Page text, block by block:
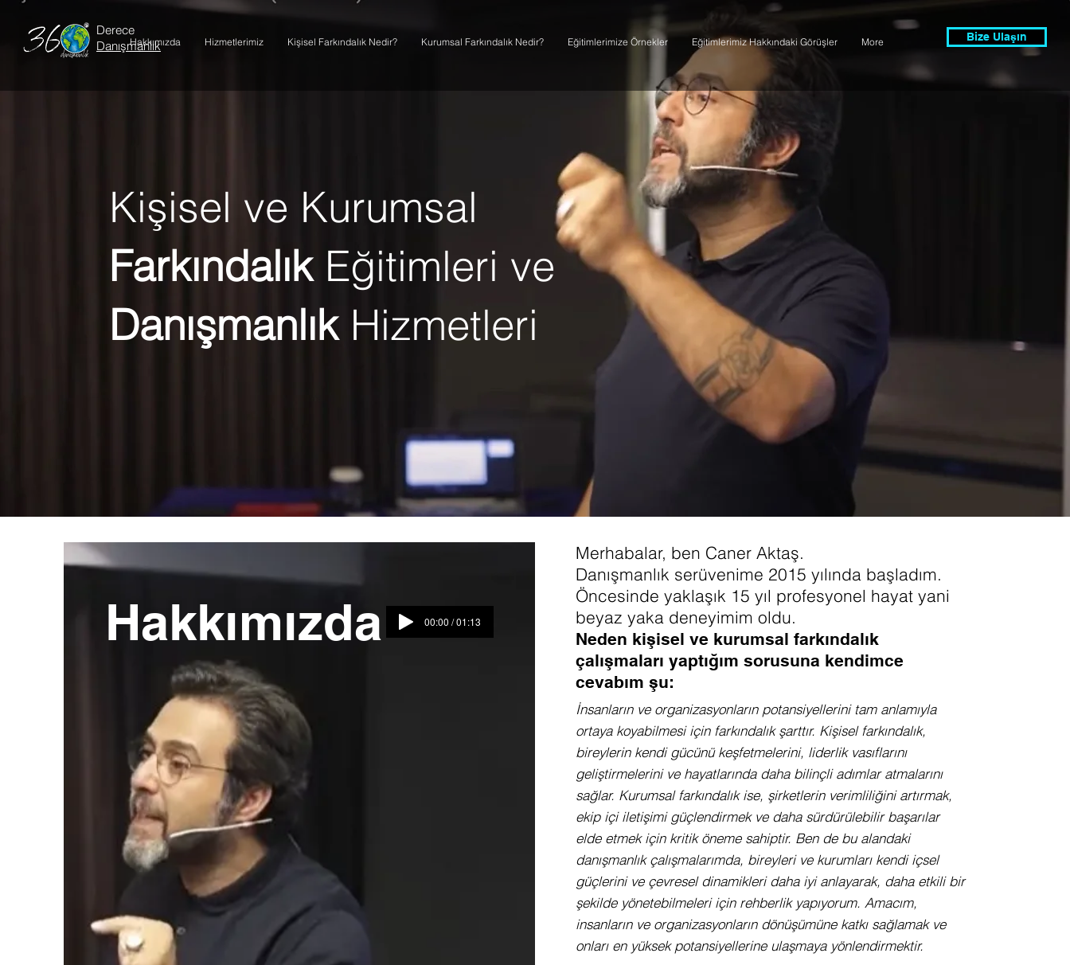
Derece
Danışmanlık
Hakkımızda Hizmetlerimiz Kişisel Farkındalık Nedir? Kurumsal Farkındalık Nedir? Eğitimlerimize Örnekler Eğitimlerimiz Hakkındaki Görüşler More Bize Ulaşın
Kişisel ve Kurumsal
Farkındalık Eğitimleri ve
DanışmanlıkHizmetleri
Hakkımızda 00:00 / 01:13
Merhabalar, ben Caner Aktaş.
Danışmanlık serüvenime 2015 yılında başladım.
Öncesinde yaklaşık 15 yıl profesyonel hayat yani
beyaz yaka deneyimim oldu.
Neden kişisel ve kurumsal farkındalık
çalışmaları yaptığım sorusuna kendimce
cevabım şu:
İnsanların ve organizasyonların potansiyellerini tam anlamıyla
ortaya koyabilmesi için farkındalık şarttır. Kişisel farkındalık,
bireylerin kendi gücünü keşfetmelerini, liderlik vasıflarını
geliştirmelerini ve hayatlarında daha bilinçli adımlar atmalarını
sağlar. Kurumsal farkındalık ise, şirketlerin verimliliğini artırmak,
ekip içi iletişimi güçlendirmek ve daha sürdürülebilir başarılar
elde etmek için kritik öneme sahiptir. Ben de bu alandaki
danışmanlık çalışmalarımda, bireyleri ve kurumları kendi içsel
güçlerini ve çevresel dinamikleri daha iyi anlayarak, daha etkili bir
şekilde yönetebilmeleri için rehberlik yapıyorum. Amacım,
insanların ve organizasyonların dönüşümüne katkı sağlamak ve
onları en yüksek potansiyellerine ulaşmaya yönlendirmektir.